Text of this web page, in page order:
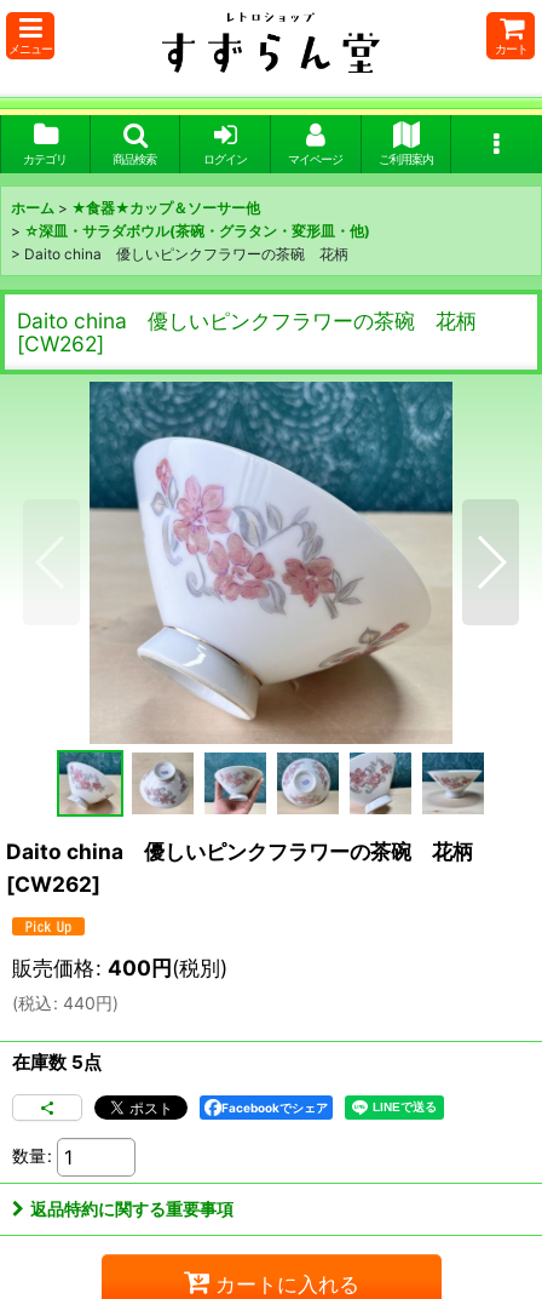
メニュー カート
カテゴリ 商品検索 ログイン マイページ ご利用案内
ホーム > ★食器★カップ＆ソーサー他
> ☆深皿・サラダボウル(茶碗・グラタン・変形皿・他)
> Daito china 優しいピンクフラワーの茶碗 花柄
Daito china 優しいピンクフラワーの茶碗 花柄
[CW262]
Daito china 優しいピンクフラワーの茶碗 花柄
[CW262]
販売価格: 400円(税別)
(税込: 440円)
在庫数 5点
Facebookでシェア
数量:
返品特約に関する重要事項
カートに入れる